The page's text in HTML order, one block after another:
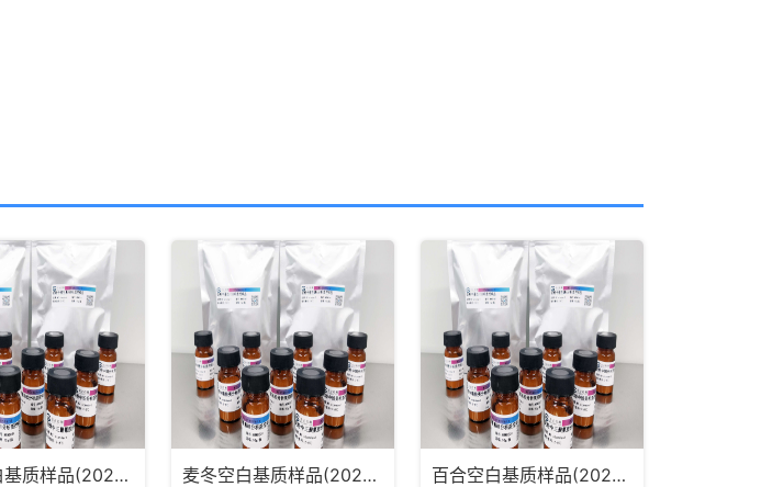
三七空白基质样品(2025版药典通则2341第五法、第六法)MRM2182 麦冬空白基质样品(2025版药典通则2341第五法、第六法)MRM2181 百合空白基质样品(2025版药典通则2341第五法、第六法)MRM2180